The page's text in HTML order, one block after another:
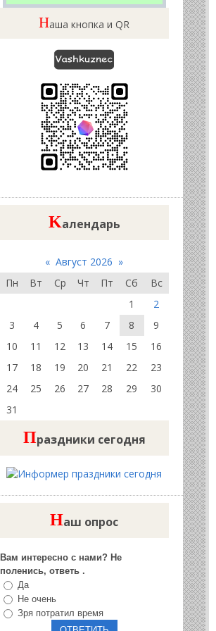
Наша кнопка и QR
Kалендарь
« Август 2026 »
Пн
Вт Ср Чт Пт Сб
Вс
1
2
3
4 5 6 7 8
9
10
11 12 13 14 15
16
17
18 19 20 21 22
23
24
25 26 27 28 29
30
31
Праздники сегодня
Наш опрос
Вам интересно с нами? Не
поленись, ответь .
Да
Не очень
Зря потратил время